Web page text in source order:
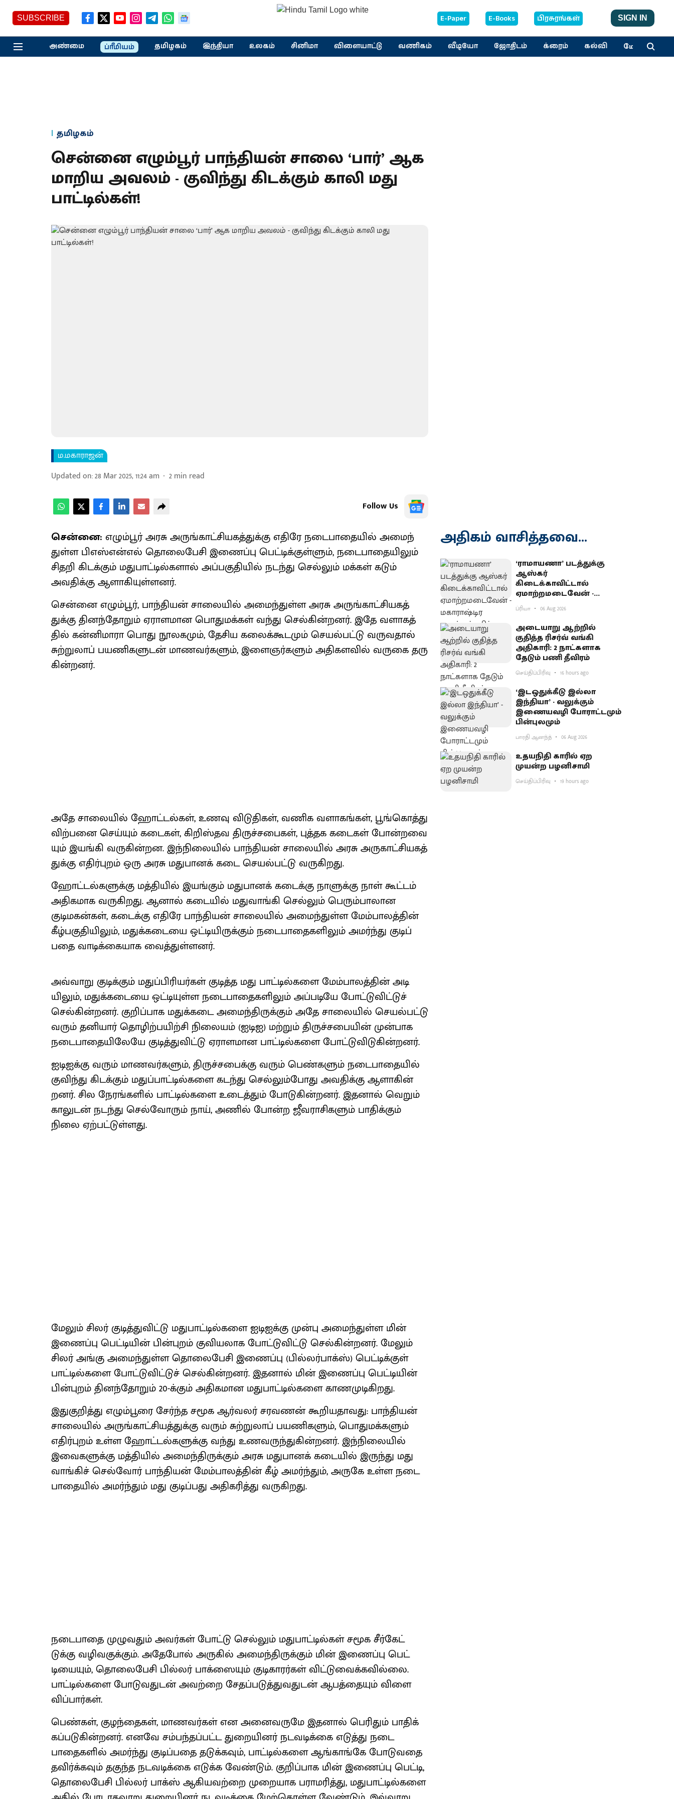
SUBSCRIBE E-Paper E-Books பிரசுரங்கள் SIGN IN
அண்மை ப்ரீமியம் தமிழகம் இந்தியா உலகம் சினிமா விளையாட்டு வணிகம் வீடியோ ஜோதிடம் க்ரைம் கல்வி மேலும்
தமிழகம்
சென்னை எழும்பூர் பாந்தியன் சாலை ‘பார்’ ஆக
மாறிய அவலம் - குவிந்து கிடக்கும் காலி மது
பாட்டில்கள்!
ம.மகாராஜன்
Updated on:28 Mar 2025, 11:24 am 2min read
Follow Us
சென்னை: எழும்பூர் அரசு அருங்​காட்​சி​யகத்​துக்கு எதிரே நடை​பாதை​யில் அமைந்​
துள்ள பிஎஸ்​என்​எல் தொலை​பேசி இணைப்பு பெட்​டிக்​குள்​ளும், நடை​பாதை​யிலும்
சிதறி கிடக்​கும் மது​பாட்​டில்​களால் அப்​பகு​தி​யில் நடந்து செல்​லும் மக்​கள் கடும்
அவதிக்கு ஆளாகி​யுள்​ளனர்.
சென்னை எழும்​பூர், பாந்​தி​யன் சாலை​யில் அமைந்​துள்ள அரசு அருங்​காட்​சி​யகத்​
துக்கு தினந்​தோறும் ஏராள​மான பொது​மக்​கள் வந்து செல்​கின்​றனர். இதே வளாகத்​
தில் கன்​னி​மாரா பொது நூல​க​மும், தேசிய கலைக்​கூட​மும் செயல்​பட்டு வரு​வ​தால்
சுற்​றுலாப் பயணி​களு​டன் மாணவர்​களும், இளைஞர்​களும் அதி​கள​வில் வருகை தரு​
கின்​றனர்.
அதே சாலை​யில் ஹோட்​டல்​கள், உணவு விடு​தி​கள், வணிக வளாகங்​கள், பூங்​கொத்து
விற்​பனை செய்​யும் கடைகள், கிறிஸ்தவ திருச்​சபைகள், புத்தக கடைகள் போன்​றவை​
யும் இயங்கி வரு​கின்​றன. இந்​நிலை​யில் பாந்​தி​யன் சாலை​யில் அரசு அரு​காட்​சி​யகத்​
துக்கு எதிர்​புறம் ஒரு அரசு மது​பானக் கடை செயல்​பட்டு வரு​கிறது.
ஹோட்​டல்​களுக்கு மத்​தி​யில் இயங்​கும் மது​பானக் கடைக்கு நாளுக்கு நாள் கூட்​டம்
அதி​க​மாக வரு​கிறது. ஆனால் கடை​யில் மது​வாங்கி செல்​லும் பெரும்​பாலான
குடிமகன்​கள், கடைக்​கு எதிரே பாந்​தி​யன் சாலை​யில் அமைந்​துள்ள மேம்​பாலத்​தின்
கீழ்​பகு​தி​யிலும், மதுக்​கடையை ஒட்​டி​யிருக்​கும் நடை​பாதைகளி​லும் அமர்ந்து குடிப்​
பதை வாடிக்​கை​யாக வைத்​துள்​ளனர்.
அவ்​வாறு குடிக்​கும் மதுப்​பிரியர்​கள் குடித்த மது​ பாட்​டில்​களை மேம்​பாலத்​தின் அடி​
யிலும், மதுக்​கடையை ஒட்​டி​யுள்ள நடை​பாதைகளி​லும் அப்​படியே போட்​டு​விட்​டுச்
செல்கின்​றனர். குறிப்​பாக மதுக்​கடை அமைந்​திருக்​கும் அதே சாலை​யில் செயல்​பட்டு
வரும் தனி​யார் தொழிற்​ப​யிற்சி நிலை​யம் (ஐடிஐ) மற்​றும் திருச்​சபை​யின் முன்பாக
நடை​பாதை​யிலேயே குடித்​து​விட்டு ஏராள​மான பாட்​டில்​களை போட்​டு​விடு​கின்​றனர்.
ஐடிஐக்கு வரும் மாணவர்​களும், திருச்சபைக்கு வரும் பெண்​களும் நடை​பாதை​யில்
குவிந்து கிடக்​கும் மதுப்​பாட்​டில்​களை கடந்து செல்​லும்​போது அவதிக்கு ஆளாகின்​
றனர். சில நேரங்​களில் பாட்​டில்​களை உடைத்​தும் போடுகின்றனர். இதனால் வெறும்
காலுடன் நடந்து செல்​வோரும் நாய், அணில் போன்ற ஜீவ​ராசிகளும் பாதிக்​கும்
நிலை ஏற்​பட்​டுள்​ளது.
மேலும் சிலர் குடித்​து​விட்டு மது​பாட்​டில்​களை ஐடிஐக்கு முன்பு அமைந்​துள்ள மின்
இணைப்பு பெட்​டி​யின் பின்​புறம் குவிய​லாக போட்​டு​விட்டு செல்​கின்​றனர். மேலும்
சிலர் அங்கு அமைந்​துள்ள தொலை​பேசி இணைப்பு (பில்​லர்பாக்​ஸ்) பெட்​டிக்​குள்
பாட்​டில்​களை போட்​டு​விட்​டுச் செல்​கின்​றனர். இதனால் மின் இணைப்பு பெட்​டி​யின்
பின்​புறம் தினந்​தோறும் 20-க்​கும் அதி​க​மான மது​பாட்​டில்​களை காண​முடிகிறது.
இதுகுறித்து எழும்​பூரை சேர்ந்த சமூக ஆர்​வலர் சரவணன் கூறிய​தாவது: பாந்​தி​யன்
சாலை​யில் அருங்​காட்​சி​யத்​துக்கு வரும் சுற்​றுலாப் பயணி​களும், பொது​மக்​களும்
எதிர்​புறம் உள்ள ஹோட்​டல்​களுக்கு வந்து உணவருந்​துகின்​றனர். இந்​நிலை​யில்
இவை​களுக்கு மத்​தி​யில் அமைந்​திருக்​கும் அரசு மதுபானக் கடை​யில் இருந்து மது
வாங்​கிச் செல்​வோர் பாந்​தி​யன் மேம்​பாலத்​தின் கீழ் அமர்ந்​தும், அருகே உள்ள நடை​
பாதை​யில் அமர்ந்​தும் மது குடிப்பது அதிகரித்து வரு​கிறது.
நடை​பாதை முழு​வதும் அவர்​கள் போட்டு செல்​லும் மது​பாட்​டில்​கள் சமூக சீர்​கேட்​
டுக்கு வழி​வகுக்​கும். அதே​போல் அரு​கில் அமைந்​திருக்​கும் மின் இணைப்பு பெட்​
டியை​யும், தொலைபேசி பில்​லர் பாக்​ஸை​யும் குடி​காரர்​கள் விட்​டு​வைக்​க​வில்​லை.
பாட்​டில்​களை போடு​வதுடன் அவற்றை சேதப்​படுத்​து​வதுடன் ஆபத்​தை​யும் விளை​
விப்​பார்​கள்.
பெண்​கள், குழந்​தைகள், மாணவர்​கள் என அனை​வருமே இதனால் பெரிதும் பாதிக்​
கப்​படு​கின்​றனர். எனவே சம்​பந்​தப்​பட்ட துறை​யினர் நடவடிக்கை எடுத்து நடை​
பாதைகளில் அமர்ந்து குடிப்​பதை தடுக்​க​வும், பாட்​டில்​களை ஆங்​காங்கே போடு​வதை
தவிர்க்​க​வும் தகுந்த நடவடிக்​கை எடுக்க வேண்​டும். குறிப்​பாக மின் இணைப்பு பெட்​டி,
தொலை​பேசி பில்​லர் பாக்​ஸ் ஆகிய​வற்றை முறை​யாக பராமரித்​து, மது​பாட்​டில்​களை
அதிகம் வாசித்தவை...
‘ராமாயணா’ படத்துக்கு
ஆஸ்கர்
கிடைக்காவிட்டால்
ஏமாற்றமடைவேன் -
மகாராஷ்டிர முதல்வர்
பகிர்வு
ப்ரியா 06 Aug 2026
அடையாறு ஆற்றில்
குதித்த ரிசர்வ் வங்கி
அதிகாரி: 2 நாட்களாக
தேடும் பணி தீவிரம்
செய்திப்பிரிவு 16 hours ago
‘இடஒதுக்கீடு இல்லா
இந்தியா’ - வலுக்கும்
இணையவழி போராட்டமும்
பின்புலமும்
பாரதி ஆனந்த் 06 Aug 2026
உதயநிதி காரில் ஏற
முயன்ற பழனிசாமி
செய்திப்பிரிவு 19 hours ago